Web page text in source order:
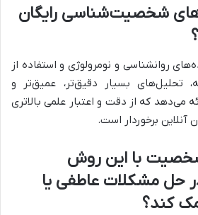
شخصیت‌شناسی رایگان
روانشناسی و نومرولوژی و استفاده از
تحلیل‌های بسیار دقیق‌تر، عمیق‌تر و
که از دقت و اعتبار علمی بالاتری
برخوردار است.
شخصیت با این روش
حل مشکلات عاطفی یا
کند؟